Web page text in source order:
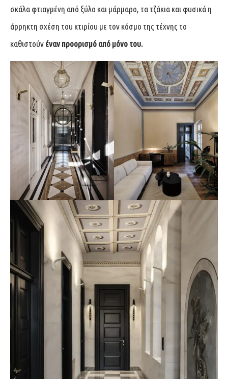
σκάλα φτιαγμένη από ξύλο και μάρμαρο, τα τζάκια και φυσικά η
άρρηκτη σχέση του κτιρίου με τον κόσμο της τέχνης το
καθιστούν έναν προορισμό από μόνο του.